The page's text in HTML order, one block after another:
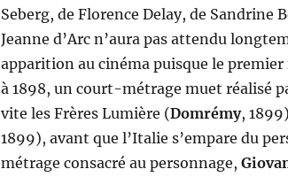
Seberg, de Florence Delay, de Sandrine
Jeanne d’Arc n’aura pas attendu
apparition au cinéma puisque le
à 1898, un court-métrage muet réalisé
vite les Frères Lumière (Domrémy,
1899), avant que l’Italie s’empare du
métrage consacré au personnage,